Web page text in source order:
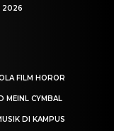
2026
FILM HOROR
MEINL CYMBAL
DI KAMPUS